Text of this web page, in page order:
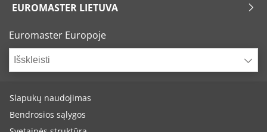
EUROMASTER LIETUVA
Euromaster Europoje
Išskleisti
Slapukų naudojimas
Bendrosios sąlygos